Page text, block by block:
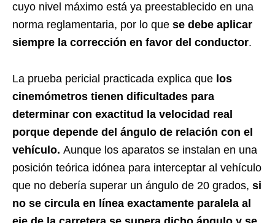
cuyo nivel máximo está ya preestablecido en una
norma reglamentaria, por lo que se debe aplicar
siempre la corrección en favor del conductor.
La prueba pericial practicada explica que los
cinemómetros tienen dificultades para
determinar con exactitud la velocidad real
porque depende del ángulo de relación con el
vehículo. Aunque los aparatos se instalan en una
posición teórica idónea para interceptar al vehículo
que no debería superar un ángulo de 20 grados, si
no se circula en línea exactamente paralela al